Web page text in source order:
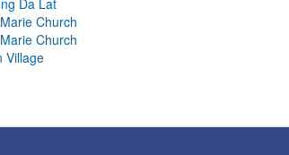
Church
Church
Village
Distance: 380 m
Domaine De Marie Church